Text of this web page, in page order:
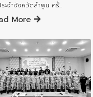
ะจำจังหวัดลำพูน ครั้...
More
สารจังหวัด